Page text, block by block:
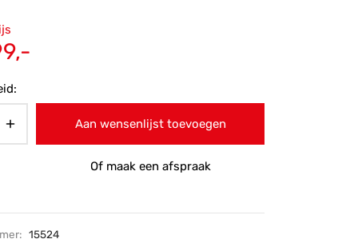
Aan wensenlijst toevoegen
Of maak een afspraak
15524